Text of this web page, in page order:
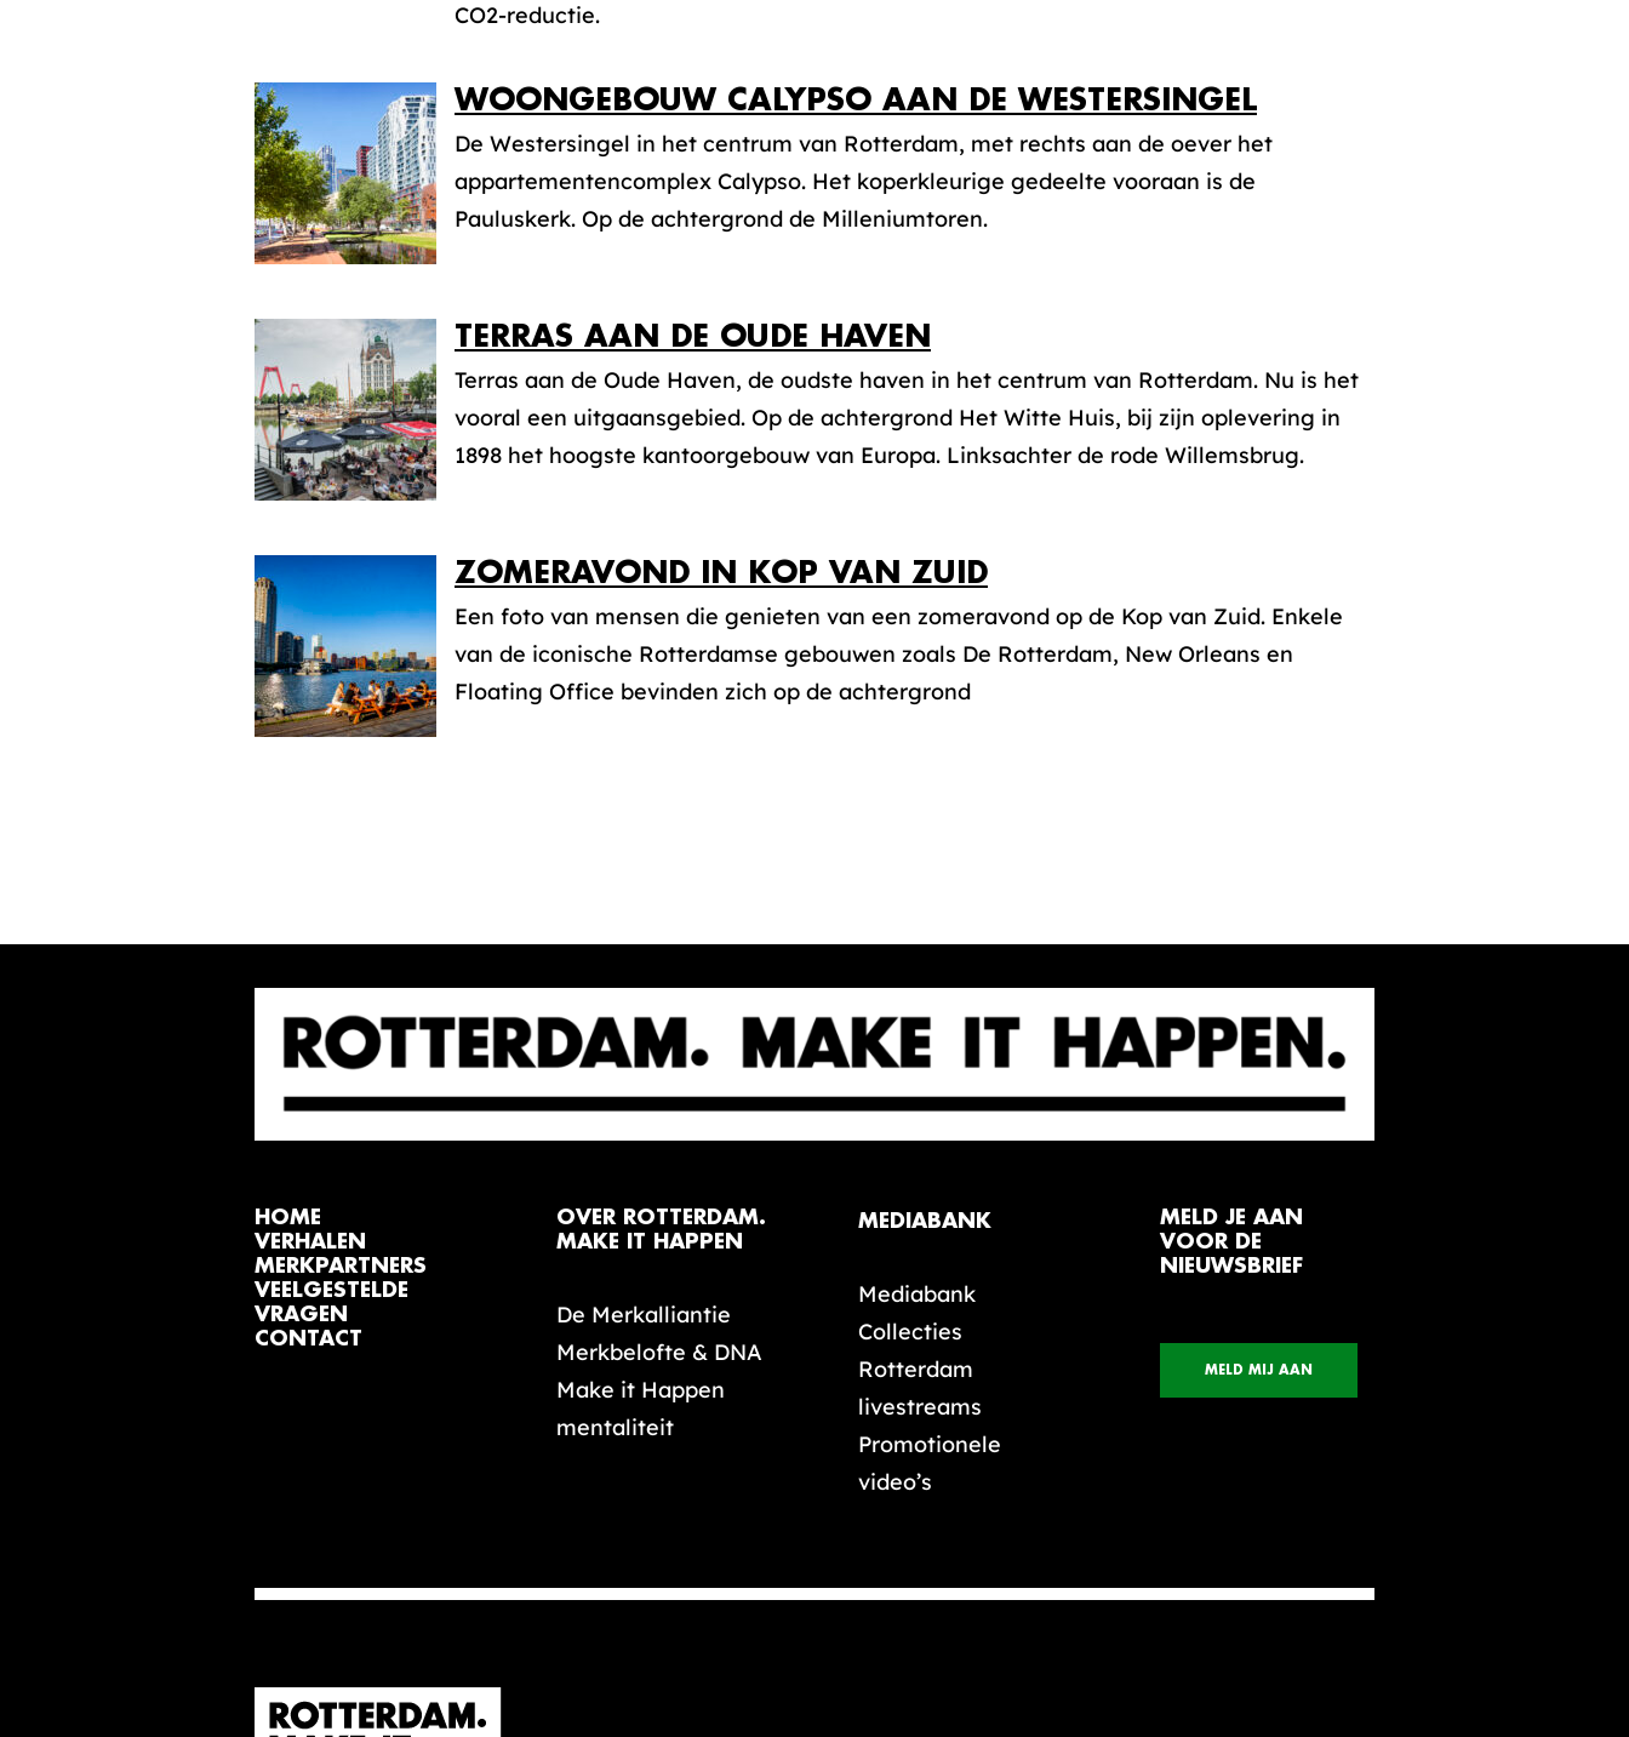
CO2-reductie.
WOONGEBOUW CALYPSO AAN DE WESTERSINGEL
De Westersingel in het centrum van Rotterdam, met rechts aan de oever het
appartementencomplex Calypso. Het koperkleurige gedeelte vooraan is de
Pauluskerk. Op de achtergrond de Milleniumtoren.
TERRAS AAN DE OUDE HAVEN
Terras aan de Oude Haven, de oudste haven in het centrum van Rotterdam. Nu is het
vooral een uitgaansgebied. Op de achtergrond Het Witte Huis, bij zijn oplevering in
1898 het hoogste kantoorgebouw van Europa. Linksachter de rode Willemsbrug.
ZOMERAVOND IN KOP VAN ZUID
Een foto van mensen die genieten van een zomeravond op de Kop van Zuid. Enkele
van de iconische Rotterdamse gebouwen zoals De Rotterdam, New Orleans en
Floating Office bevinden zich op de achtergrond
HOME
VERHALEN
MERKPARTNERS
VEELGESTELDE
VRAGEN
CONTACT
OVER ROTTERDAM.
MAKE IT HAPPEN
De Merkalliantie
Merkbelofte & DNA
Make it Happen
mentaliteit
MEDIABANK
Mediabank
Collecties
Rotterdam
livestreams
Promotionele
video’s
MELD JE AAN
VOOR DE
NIEUWSBRIEF
MELD MIJ AAN